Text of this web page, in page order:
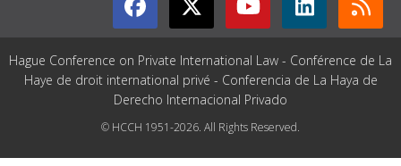
Hague Conference on Private International Law - Conférence de La
Haye de droit international privé - Conferencia de La Haya de
Derecho Internacional Privado
© HCCH 1951-2026. All Rights Reserved.